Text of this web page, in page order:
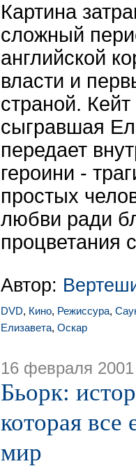
Картина
сложный
английской
власти и
страной.
сыгравшая
передает
героини -
простых
любви ради
процветания
Автор:
DVD, Кино, Режиссура,
Елизавета, Оскар
16 февраля 2001
Бьорк:
которая все
мир